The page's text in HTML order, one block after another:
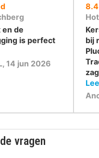
de
is perfect
14 jun 2026
8.4
bij
vragen